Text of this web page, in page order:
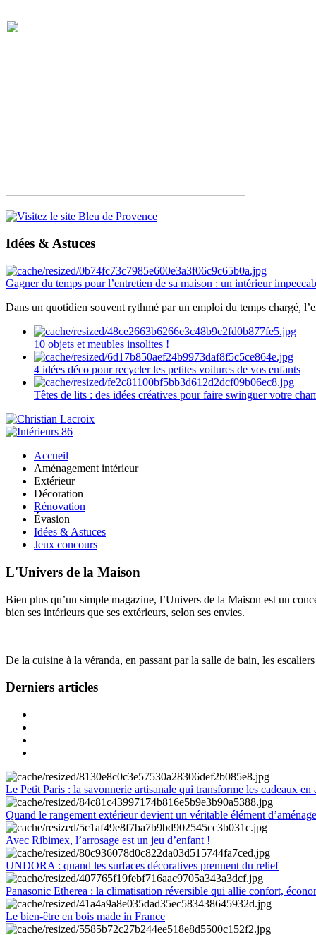
Idées & Astuces
Gagner du temps pour l’entretien de sa maison : un intérieur
Dans un quotidien souvent rythmé par un emploi du temps chargé,
10 objets et meubles insolites !
4 idées déco pour recycler les petites voitures de vos enfants
Têtes de lits : des idées créatives pour faire swinguer votre
Accueil
Aménagement intérieur
Extérieur
Décoration
Rénovation
Évasion
Idées & Astuces
Jeux concours
L'Univers de la Maison
Bien plus qu’un simple magazine, l’Univers de la Maison est un
bien ses intérieurs que ses extérieurs, selon ses envies.
De la cuisine à la véranda, en passant par la salle de bain, les
Derniers articles
Le Petit Paris : la savonnerie artisanale qui transforme les cadeaux en
Quand le rangement extérieur devient un véritable élément
Avec Ribimex, l’arrosage est un jeu d’enfant !
UNDORA : quand les surfaces décoratives prennent du relief
Panasonic Etherea : la climatisation réversible qui allie confort,
Le bien-être en bois made in France